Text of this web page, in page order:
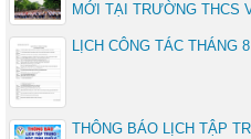
MỚI TẠI TRƯỜNG THCS
LỊCH CÔNG TÁC THÁNG
THÔNG BÁO LỊCH TẬP